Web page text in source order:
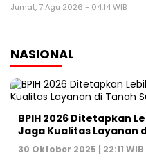
Jumat, 7 Agu 2026 - 04:14 WIB
NASIONAL
BPIH 2026 Ditetapkan
Jaga Kualitas Layanan
30 Oktober 2025 | 22:11 WIB